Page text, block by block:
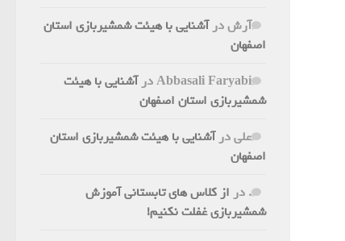
آرشدرآشنایی با هیئت شمشیربازی استان
اصفهان
Abbasali Faryabiدرآشنایی با هیئت
شمشیربازی استان اصفهان
علیدرآشنایی با هیئت شمشیربازی استان
اصفهان
. در از کلاس های تابستانی آموزش
شمشیربازی غفلت نکنیم!